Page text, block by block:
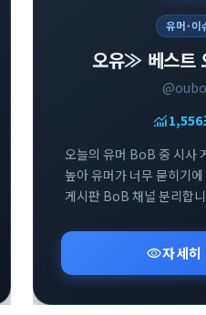
유머·이
오유≫ 베스트
monitoring1,556
오늘의 유머 BoB 중 시사
높아 유머가 너무 묻히기
게시판 BoB 채널 분리합
visibility자세히